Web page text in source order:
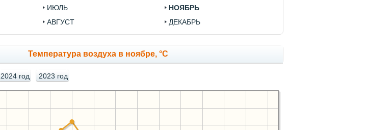
ИЮЛЬ
АВГУСТ
НОЯБРЬ
ДЕКАБРЬ
Температура воздуха в ноябре, °C
2024 год 2023 год